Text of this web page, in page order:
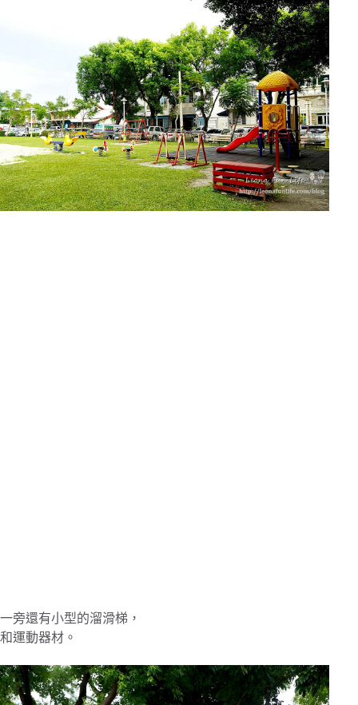
一旁還有小型的溜滑梯，
和運動器材。